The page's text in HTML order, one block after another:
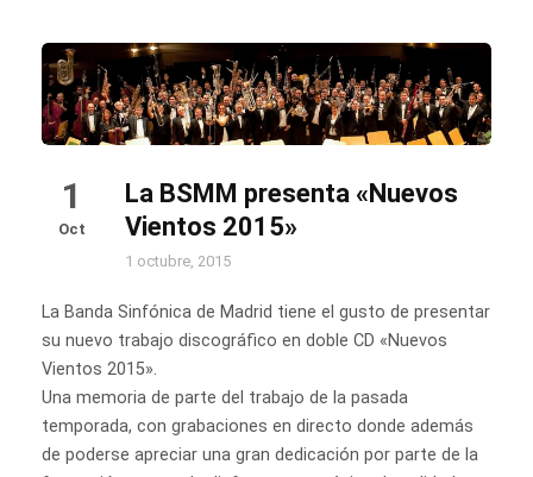
1
Oct
La BSMM presenta «Nuevos
Vientos 2015»
1 octubre, 2015
La Banda Sinfónica de Madrid tiene el gusto de presentar
su nuevo trabajo discográfico en doble CD «Nuevos
Vientos 2015».
Una memoria de parte del trabajo de la pasada
temporada, con grabaciones en directo donde además
de poderse apreciar una gran dedicación por parte de la